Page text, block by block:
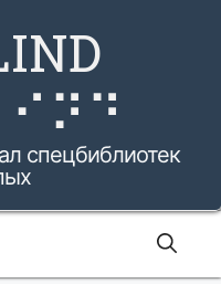
спецбиблиотек